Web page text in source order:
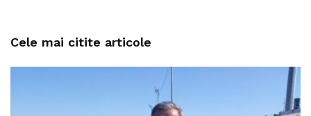
Cele mai citite articole